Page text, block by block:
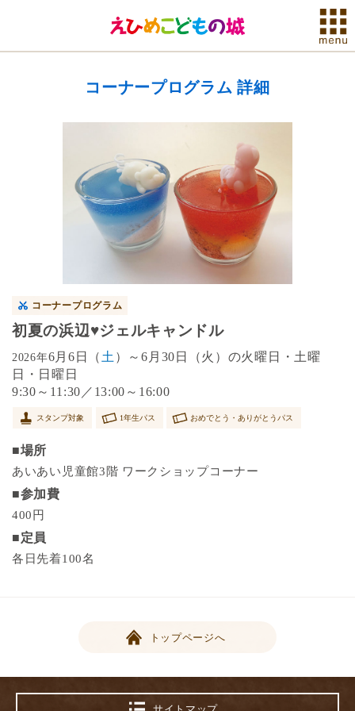
コーナープログラム 詳細
コーナープログラム
初夏の浜辺♥ジェルキャンドル
2026年6月6日（ 土 ）～6月30日（火）の火曜日・土曜
日・日曜日
9:30～11:30／13:00～16:00
スタンプ対象 1年生パス おめでとう・ありがとうパス
■場所
あいあい児童館3階 ワークショップコーナー
■参加費
400円
■定員
各日先着100名
トップページへ